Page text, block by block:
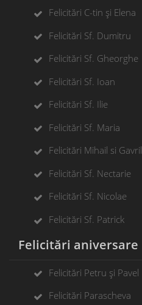
Felicitări C-tin și Elena
Felicitări Sf. Dumitru
Felicitări Sf. Gheorghe
Felicitări Sf. Ioan
Felicitări Sf. Ilie
Felicitări Sf. Maria
Felicitări Mihail si Gavril
Felicitări Sf. Nectarie
Felicitări Sf. Nicolae
Felicitări Sf. Patrick
Felicitări aniversare
Felicitări Petru și Pavel
Felicitări Parascheva